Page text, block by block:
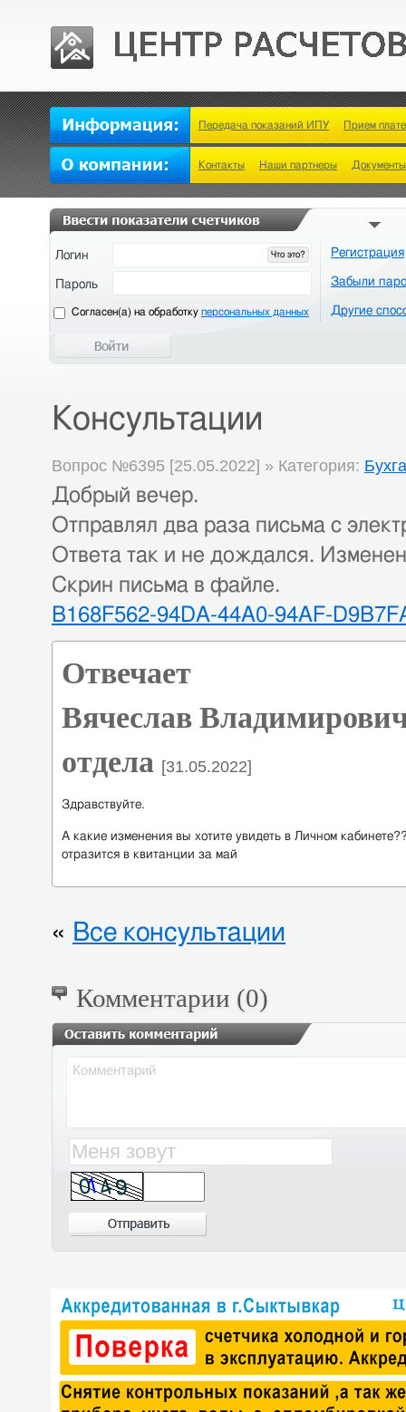
Контакты Наши партнеры Документы
Передача показаний ИПУ Прием
Что это?
Логин Регистрация
Забыли
Другие
Пароль
Cогласен(а) на обработку персональных данных
Консультации
Вопрос №6395 [25.05.2022] » Категория:
Добрый вечер.
Отправлял два раза письма с
Ответа так и не дождался.
Скрин письма в файле.
B168F562-94DA-44A0-94AF-
Отвечает
Вячеслав
отдела [31.05.2022]
Здравствуйте.
А какие изменения вы хотите увидеть в Личном
отразится в квитанции за май
« Все консультации
Комментарии (0)